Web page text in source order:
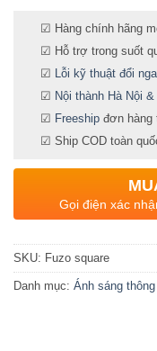
☑ Hàng chính hãng
☑ Hỗ trợ trong suốt
☑ Lỗi kỹ thuật đổi
☑ Nội thành Hà Nội
☑ Freeship đơn hàng
☑ Ship COD toàn
Gọi điện xác
SKU: Fuzo square
Danh mục: Ánh sáng